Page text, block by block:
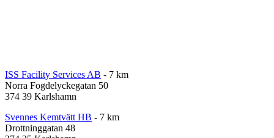
ISS Facility Services AB - 7 km
Norra Fogdelyckegatan 50
374 39 Karlshamn
Svennes Kemtvätt HB - 7 km
Drottninggatan 48